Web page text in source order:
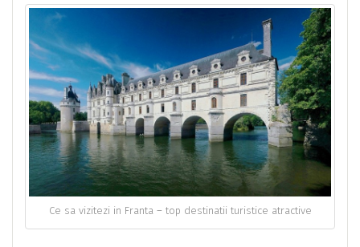
Ce sa vizitezi in Franta – top destinatii turistice atractive